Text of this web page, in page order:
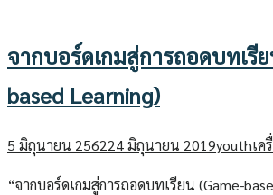
จากบอร์ดเกมสู่การถอดบทเรี
based Learning)
5 มิถุนายน 256224 มิถุนายน 2019youthเค
“จากบอร์ดเกมสู่การถอดบทเรียน (Game-